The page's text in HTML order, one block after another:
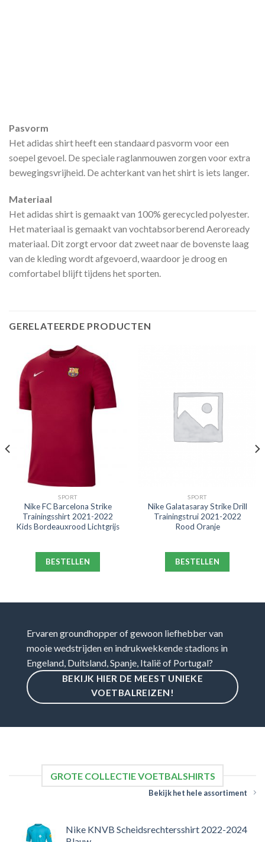
Pasvorm
Het adidas shirt heeft een standaard pasvorm voor een
soepel gevoel. De speciale raglanmouwen zorgen voor extra
bewegingsvrijheid. De achterkant van het shirt is iets langer.
Materiaal
Het adidas shirt is gemaakt van 100% gerecycled polyester.
Het materiaal is gemaakt van vochtabsorberend Aeroready
materiaal. Dit zorgt ervoor dat zweet naar de bovenste laag
van de kleding wordt afgevoerd, waardoor je droog en
comfortabel blijft tijdens het sporten.
GERELATEERDE PRODUCTEN
SPORT
Nike FC Barcelona Strike
Trainingsshirt 2021-2022
Kids Bordeauxrood Lichtgrijs
BESTELLEN
SPORT
Nike Galatasaray Strike Drill
Trainingstrui 2021-2022
Rood Oranje
BESTELLEN
Ervaren groundhopper of gewoon liefhebber van
mooie wedstrijden en indrukwekkende stadions in
Engeland, Duitsland, Spanje, Italië of Portugal?
BEKIJK HIER DE MEEST UNIEKE
VOETBALREIZEN!
GROTE COLLECTIE VOETBALSHIRTS
Bekijk het hele assortiment
Nike KNVB Scheidsrechtersshirt 2022-2024